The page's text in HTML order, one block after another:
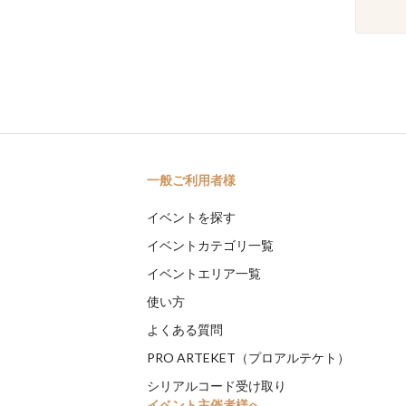
一般ご利用者様
イベントを探す
イベントカテゴリ一覧
イベントエリア一覧
使い方
よくある質問
PRO ARTEKET（プロアルテケト）
シリアルコード受け取り